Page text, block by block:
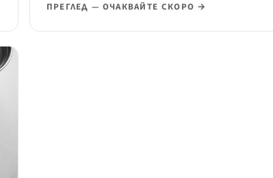
ПРЕГЛЕД — ОЧАКВАЙТЕ СКОРО →